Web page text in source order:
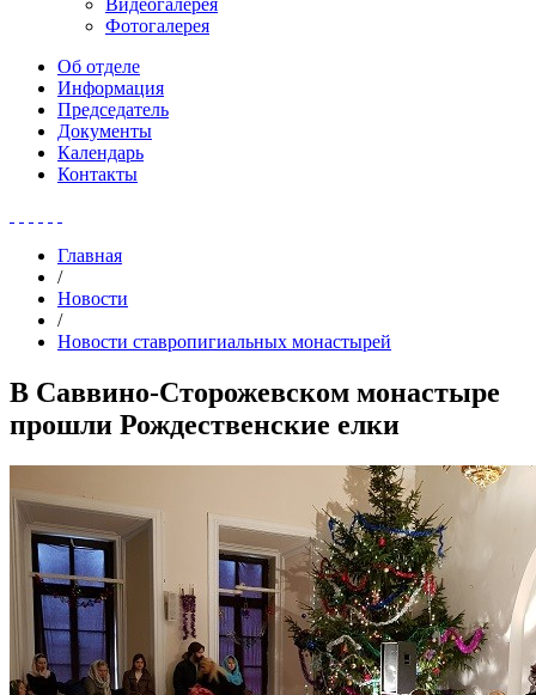
Видеогалерея
Фотогалерея
Об отделе
Информация
Председатель
Документы
Календарь
Контакты
Главная
/
Новости
/
Новости ставропигиальных монастырей
В Саввино-Сторожевском монастыре
прошли Рождественские елки